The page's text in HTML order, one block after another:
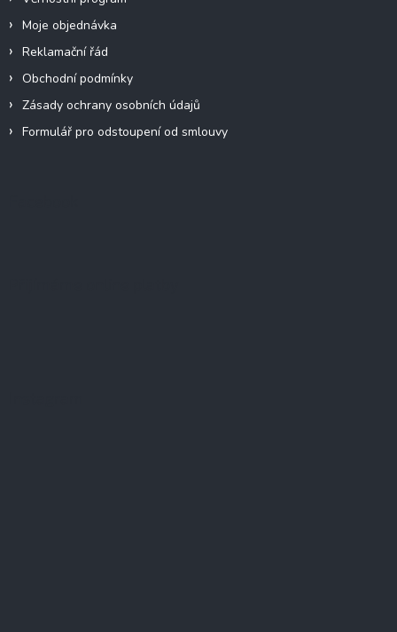
Moje objednávka
Reklamační řád
Obchodní podmínky
Zásady ochrany osobních údajů
Formulář pro odstoupení od smlouvy